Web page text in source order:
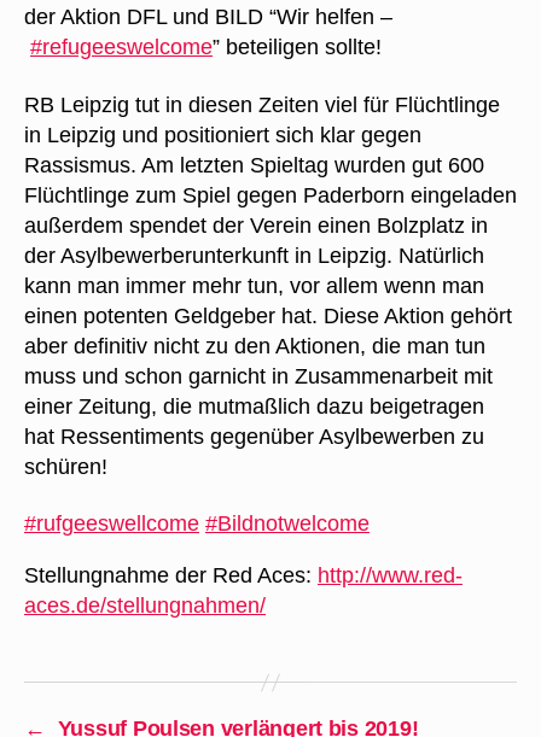
der Aktion DFL und BILD “Wir helfen –
‪#‎refugeeswelcome‬” beteiligen sollte!
RB Leipzig tut in diesen Zeiten viel für Flüchtlinge
in Leipzig und positioniert sich klar gegen
Rassismus. Am letzten Spieltag wurden gut 600
Flüchtlinge zum Spiel gegen Paderborn eingeladen
außerdem spendet der Verein einen Bolzplatz in
der Asylbewerberunterkunft in Leipzig. Natürlich
kann man immer mehr tun, vor allem wenn man
einen potenten Geldgeber hat. Diese Aktion gehört
aber definitiv nicht zu den Aktionen, die man tun
muss und schon garnicht in Zusammenarbeit mit
einer Zeitung, die mutmaßlich dazu beigetragen
hat Ressentiments gegenüber Asylbewerben zu
schüren!
‪#‎rufgeeswellcome‬ ‪#‎Bildnotwelcome‬
Stellungnahme der Red Aces: http://www.red-
aces.de/stellungnahmen/
← Yussuf Poulsen verlängert bis 2019!